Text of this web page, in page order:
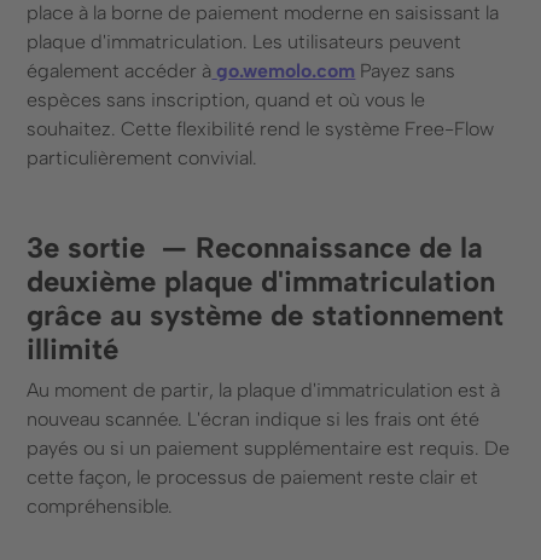
place à la borne de paiement moderne en saisissant la
plaque d'immatriculation. Les utilisateurs peuvent
également accéder à go.wemolo.com Payez sans
espèces sans inscription, quand et où vous le
souhaitez. Cette flexibilité rend le système Free-Flow
particulièrement convivial.
3e sortie ‍ — Reconnaissance de la
deuxième plaque d'immatriculation
grâce au système de stationnement
illimité
Au moment de partir, la plaque d'immatriculation est à
nouveau scannée. L'écran indique si les frais ont été
payés ou si un paiement supplémentaire est requis. De
cette façon, le processus de paiement reste clair et
compréhensible.